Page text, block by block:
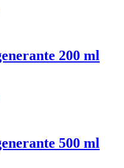
200 ml
500 ml